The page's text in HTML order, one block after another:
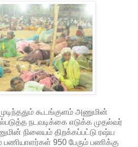
கூடங்குளம் அணுமின்
நடவடிக்கை எடுக்க முதல்வர்
நிலையம் திறக்கப்பட்டு ரஷ்ய
950 பேரும் பணிக்கு